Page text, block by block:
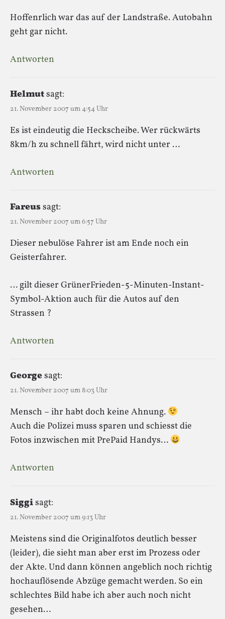
Hoffenrlich war das auf der Landstraße. Autobahn
geht gar nicht.
Antworten
Helmutsagt:
21. November 2007 um 4:54 Uhr
Es ist eindeutig die Heckscheibe. Wer rückwärts
8km/h zu schnell fährt, wird nicht unter …
Antworten
Fareussagt:
21. November 2007 um 6:57 Uhr
Dieser nebulöse Fahrer ist am Ende noch ein
Geisterfahrer.
… gilt dieser GrünerFrieden-5-Minuten-Instant-
Symbol-Aktion auch für die Autos auf den
Strassen ?
Antworten
Georgesagt:
21. November 2007 um 8:03 Uhr
Mensch – ihr habt doch keine Ahnung.
Auch die Polizei muss sparen und schiesst die
Fotos inzwischen mit PrePaid Handys…
Antworten
Siggisagt:
21. November 2007 um 9:13 Uhr
Meistens sind die Originalfotos deutlich besser
(leider), die sieht man aber erst im Prozess oder
der Akte. Und dann können angeblich noch richtig
hochauflösende Abzüge gemacht werden. So ein
schlechtes Bild habe ich aber auch noch nicht
gesehen…